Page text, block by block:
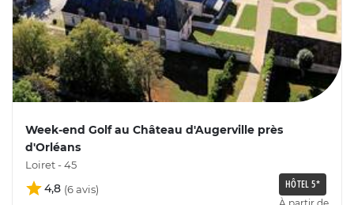
Week-end Golf au Château d'Augerville près
d'Orléans
Loiret - 45
4,8 HÔTEL 5*